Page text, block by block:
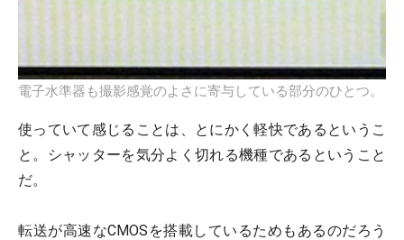
電子水準器も撮影感覚のよさに寄与している部分のひとつ。
使っていて感じることは、とにかく軽快であるというこ
と。シャッターを気分よく切れる機種であるということ
だ。
転送が高速なCMOSを搭載しているためもあるのだろう